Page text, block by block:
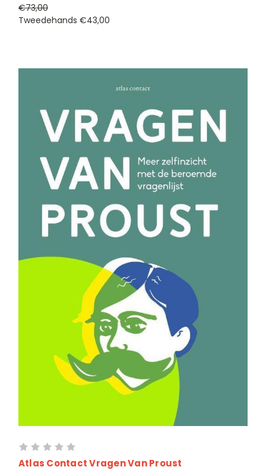
€73,00
Tweedehands €43,00
Atlas Contact Vragen Van Proust